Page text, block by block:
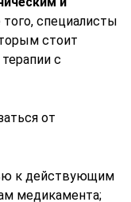
специалисты
стоит
с
от
к действующим
медикамента;